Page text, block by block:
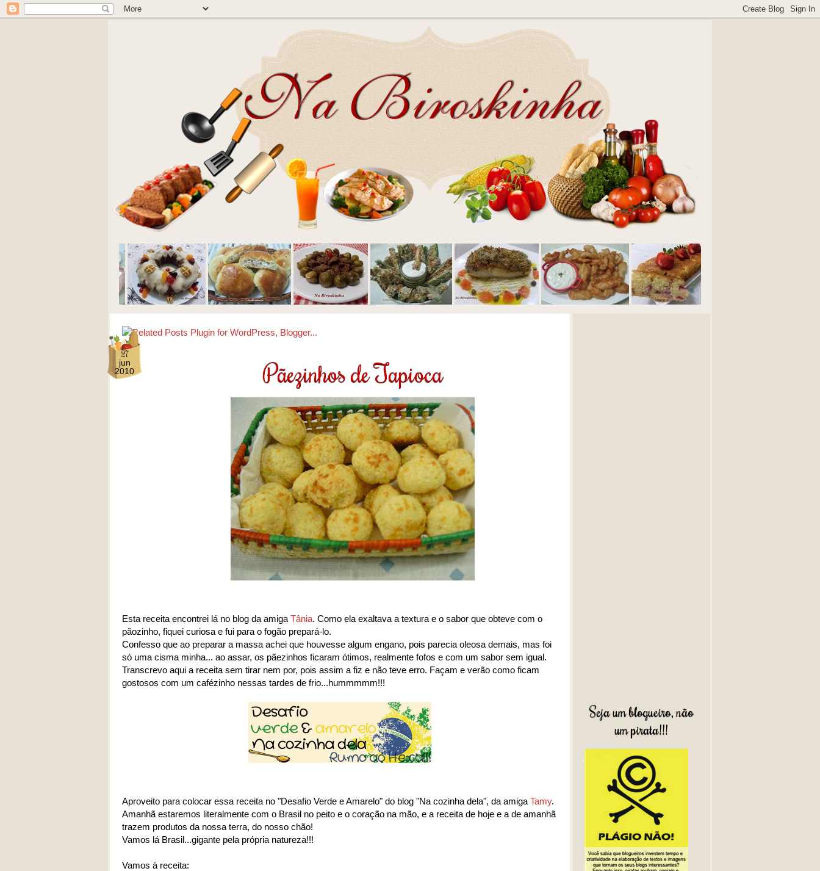
27
jun
2010
Pãezinhos de Tapioca
Esta receita encontrei lá no blog da amiga Tânia. Como ela exaltava a textura e o sabor que obteve com o
pãozinho, fiquei curiosa e fui para o fogão prepará-lo.
Confesso que ao preparar a massa achei que houvesse algum engano, pois parecia oleosa demais, mas foi
só uma cisma minha... ao assar, os pãezinhos ficaram ótimos, realmente fofos e com um sabor sem igual.
Transcrevo aqui a receita sem tirar nem por, pois assim a fiz e não teve erro. Façam e verão como ficam
gostosos com um cafézinho nessas tardes de frio...hummmmm!!!
Aproveito para colocar essa receita no "Desafio Verde e Amarelo" do blog "Na cozinha dela", da amiga Tamy.
Amanhã estaremos literalmente com o Brasil no peito e o coração na mão, e a receita de hoje e a de amanhã
trazem produtos da nossa terra, do nosso chão!
Vamos lá Brasil...gigante pela própria natureza!!!
Vamos à receita:
Seja um blogueiro, não
um pirata!!!